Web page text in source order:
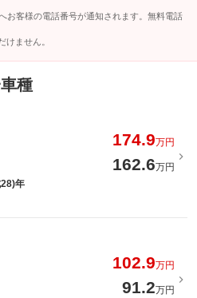
お客様の電話番号が通知されます。無料電話
けません。
種
174.9万円
162.6万円
年
102.9万円
91.2万円